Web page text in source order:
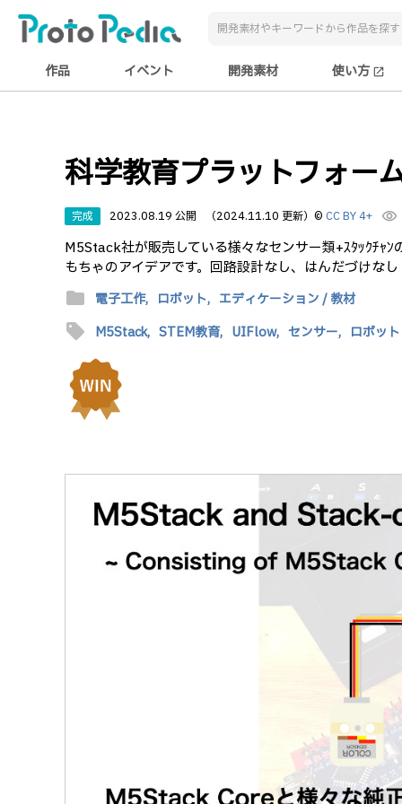
作品 イベント 開発素材 使い方 open_in_new
科学教育プラットフォー
完成 2023.08.19 公開 （2024.11.10 更新） © CC BY 4+ visibility
M5Stack社が販売している様々なセンサー類+ｽﾀｯｸﾁｬ
もちゃのアイデアです。回路設計なし、はんだづけな
folder 電子工作, ロボット, エディケーション / 教材
sell M5Stack, STEM教育, UIFlow, センサー, ロボッ